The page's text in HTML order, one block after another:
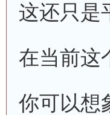
这还只是
在当前这
你可以想